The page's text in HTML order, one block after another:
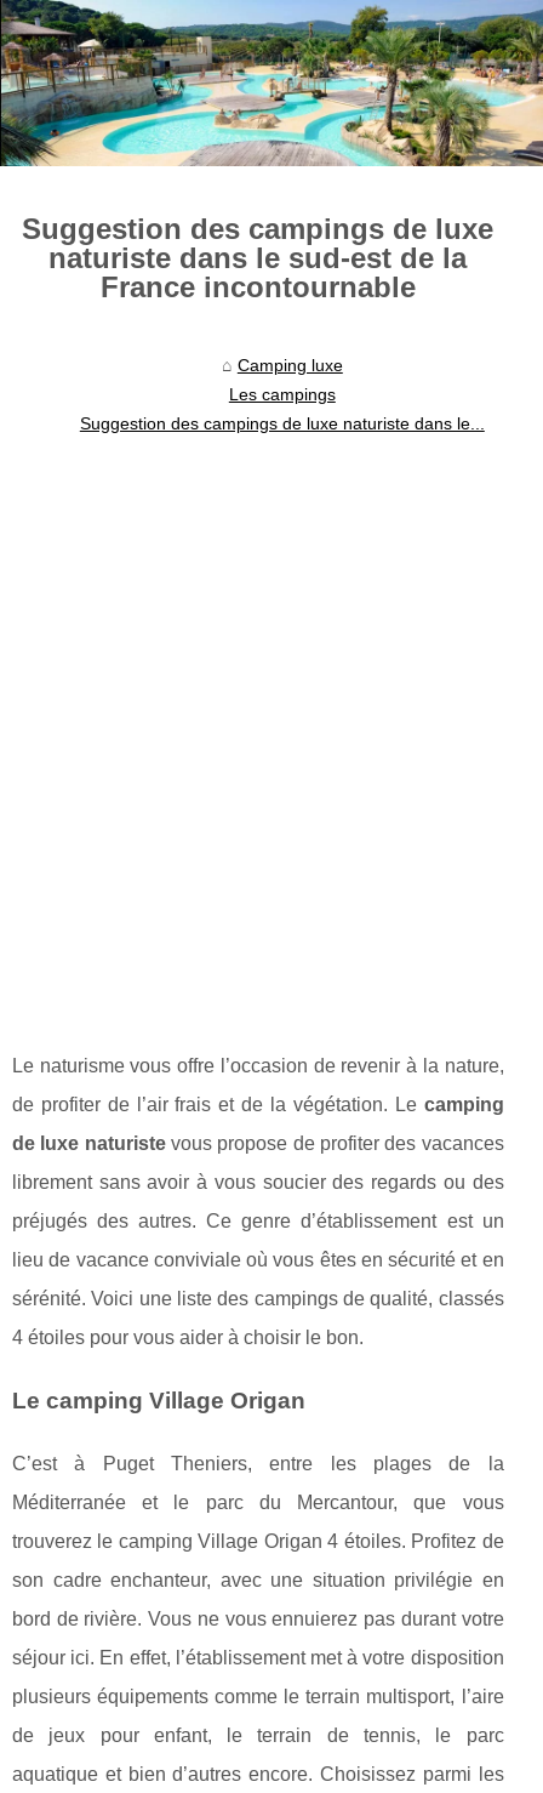
Suggestion des campings de luxe
naturiste dans le sud-est de la
France incontournable
Camping luxe
Les campings
Suggestion des campings de luxe naturiste dans le...
Le naturisme vous offre l’occasion de revenir à la nature,
de profiter de l’air frais et de la végétation. Le camping
de luxe naturistevous propose de profiter des vacances
librement sans avoir à vous soucier des regards ou des
préjugés des autres. Ce genre d’établissement est un
lieu de vacance conviviale où vous êtes en sécurité et en
sérénité. Voici une liste des campings de qualité, classés
4 étoiles pour vous aider à choisir le bon.
Le camping Village Origan
C’est à Puget Theniers, entre les plages de la
Méditerranée et le parc du Mercantour, que vous
trouverez le camping Village Origan 4 étoiles. Profitez de
son cadre enchanteur, avec une situation privilégie en
bord de rivière. Vous ne vous ennuierez pas durant votre
séjour ici. En effet, l’établissement met à votre disposition
plusieurs équipements comme le terrain multisport, l’aire
de jeux pour enfant, le terrain de tennis, le parc
aquatique et bien d’autres encore. Choisissez parmi les